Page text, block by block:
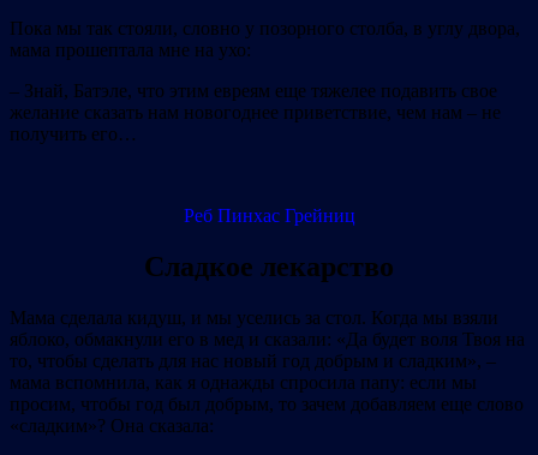
Пока мы так стояли, словно у позорного столба, в углу двора,
мама прошептала мне на ухо:
– Знай, Батэле, что этим евреям еще тяжелее подавить свое
желание сказать нам новогоднее приветствие, чем нам – не
получить его…
Реб Пинхас Грейниц
Сладкое лекарство
Мама сделала кидуш, и мы уселись за стол. Когда мы взяли
яблоко, обмакнули его в мед и сказали: «Да будет воля Твоя на
то, чтобы сделать для нас новый год добрым и сладким», –
мама вспомнила, как я однажды спросила папу: если мы
просим, чтобы год был добрым, то зачем добавляем еще слово
«сладким»? Она сказала: